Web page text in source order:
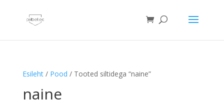
Esileht/ Pood / Tooted siltidega “naine”
naine